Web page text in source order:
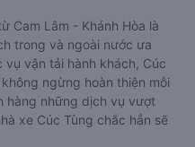
Cam Lâm - Khánh Hòa là
trong và ngoài nước ưa
vụ vận tải hành khách, Cúc
ngừng hoàn thiện mỗi
hàng những dịch vụ vượt
xe Cúc Tùng chắc hẳn sẽ